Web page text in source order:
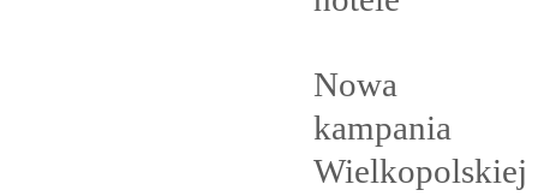
Nowa
kampania
Wielkopolskiej